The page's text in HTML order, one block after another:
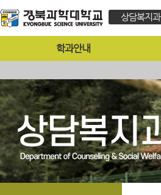
상담복지과
학과안내